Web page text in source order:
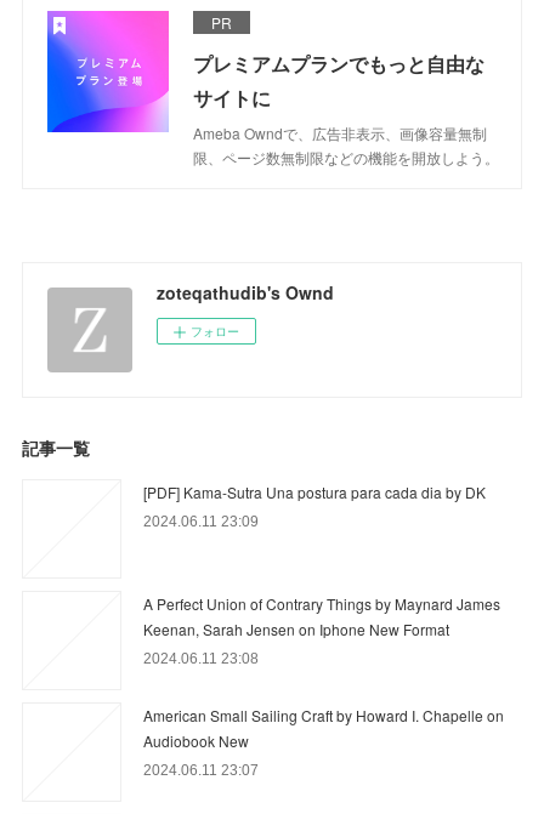
PR
プレミアムプランでもっと自由な
サイトに
Ameba Owndで、広告非表示、画像容量無制
限、ページ数無制限などの機能を開放しよう。
zoteqathudib's Ownd
フォロー
記事一覧
[PDF] Kama-Sutra Una postura para cada dia by DK
2024.06.11 23:09
A Perfect Union of Contrary Things by Maynard James
Keenan, Sarah Jensen on Iphone New Format
2024.06.11 23:08
American Small Sailing Craft by Howard I. Chapelle on
Audiobook New
2024.06.11 23:07